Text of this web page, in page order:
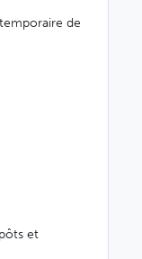
de
et